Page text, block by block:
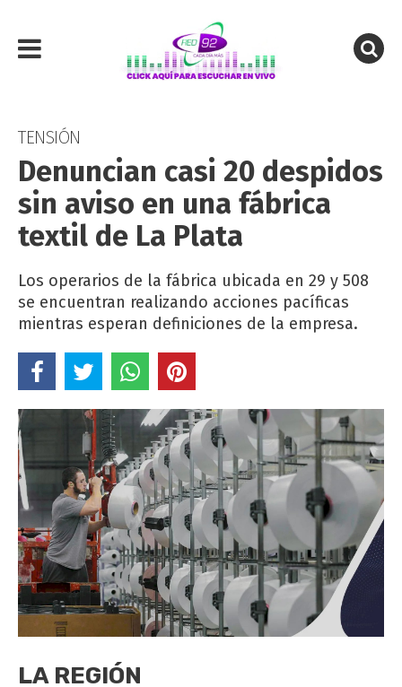
TENSIÓN
Denuncian casi 20 despidos
sin aviso en una fábrica
textil de La Plata
Los operarios de la fábrica ubicada en 29 y 508
se encuentran realizando acciones pacíficas
mientras esperan definiciones de la empresa.
LA REGIÓN